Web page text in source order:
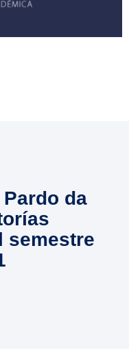
da
semestre